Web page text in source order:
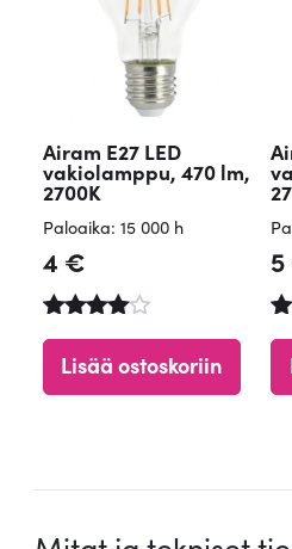
Airam E27 LED
vakiolamppu, 470 lm,
2700K
Paloaika: 15 000 h
4 €
tuotteesta
4.84
Lisää ostoskoriin
5